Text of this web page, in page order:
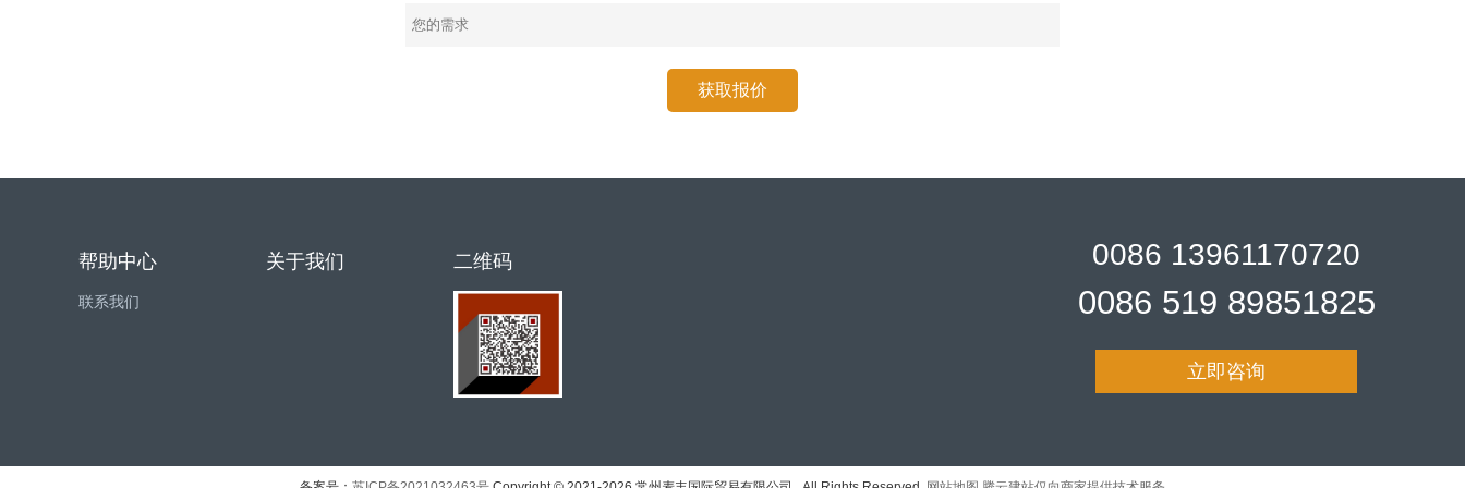
帮助中心
联系我们
关于我们 二维码 0086 13961170720
0086 519 89851825
立即咨询